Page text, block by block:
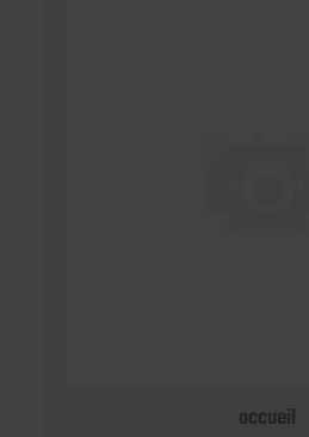
accueil